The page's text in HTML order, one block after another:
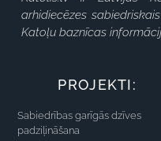
arhidiecēzes
Katoļu baznīcas
PROJEKTI:
Sabiedrības garīgās dzīves
padziļināšana